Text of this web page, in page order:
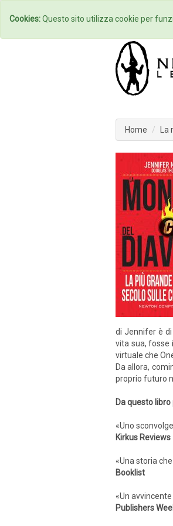
Home
di Jennifer è di
vita sua, fosse
virtuale che
Da allora,
proprio futuro
Da questo
«Uno
Kirkus Reviews
«Una storia
Booklist
«Un
Publishers
Cookies:Questo sito utilizza cookie per